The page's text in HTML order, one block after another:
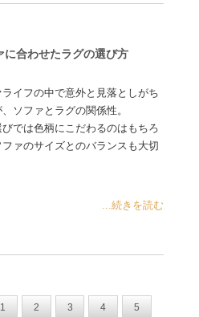
に合わせたラグの選び方
ライフの中で意外と見落としがち
ソファとラグの関係性。
びでは色柄にこだわるのはもちろ
ファのサイズとのバランスも大切
...続きを読む
1 2 3 4 5